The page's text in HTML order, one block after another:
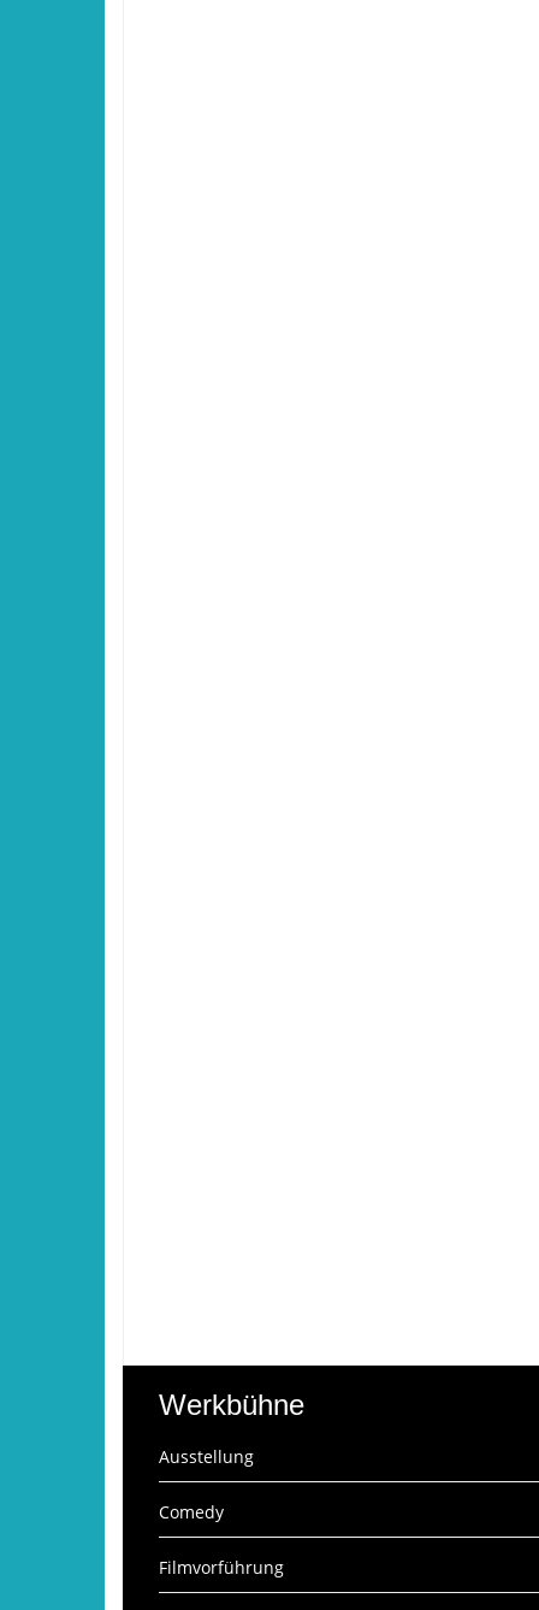
Werkbühne
Ausstellung
Comedy
Filmvorführung